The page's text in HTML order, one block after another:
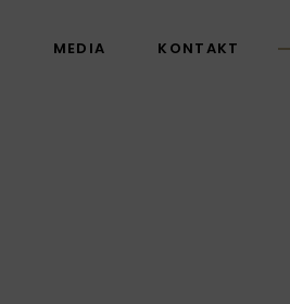
MEDIA KONTAKT